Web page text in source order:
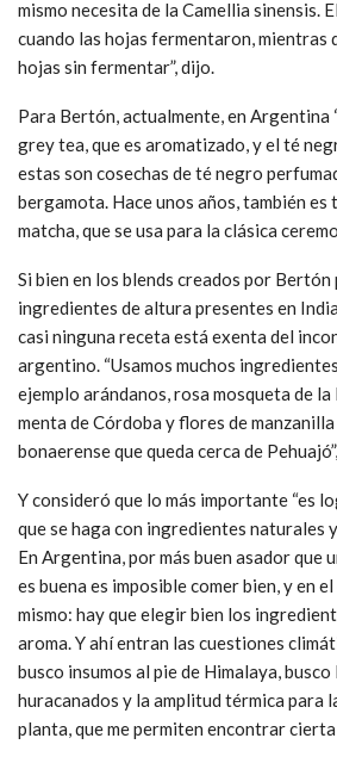
mismo necesita de la Camellia sinensis.
cuando las hojas fermentaron, mientras
hojas sin fermentar”, dijo.
Para Bertón, actualmente, en Argentina
grey tea, que es aromatizado, y el té
estas son cosechas de té negro
bergamota. Hace unos años, también es
matcha, que se usa para la clásica
Si bien en los blends creados por Bertón
ingredientes de altura presentes en
casi ninguna receta está exenta del
argentino. “Usamos muchos
ejemplo arándanos, rosa mosqueta de
menta de Córdoba y flores de
bonaerense que queda cerca de
Y consideró que lo más importante “es
que se haga con ingredientes naturales
En Argentina, por más buen asador que
es buena es imposible comer bien, y en
mismo: hay que elegir bien los
aroma. Y ahí entran las cuestiones
busco insumos al pie de Himalaya,
huracanados y la amplitud térmica para
planta, que me permiten encontrar cierta